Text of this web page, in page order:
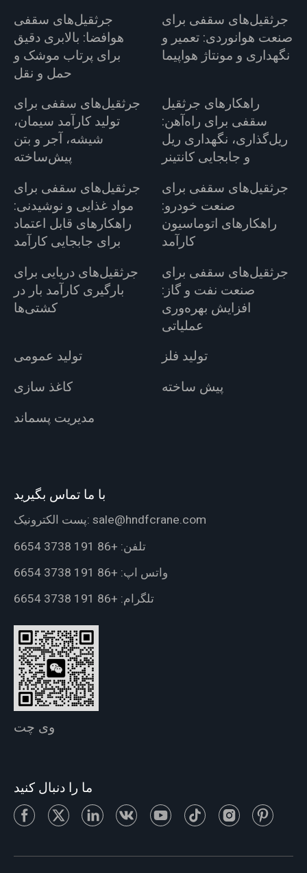
جرثقیل‌های سقفی
هوافضا: بالابری دقیق
برای پرتاب موشک و
حمل و نقل
جرثقیل‌های سقفی برای
صنعت هوانوردی: تعمیر و
نگهداری و مونتاژ هواپیما
جرثقیل‌های سقفی برای
تولید کارآمد سیمان،
شیشه، آجر و بتن
پیش‌ساخته
راهکارهای جرثقیل
سقفی برای راه‌آهن:
ریل‌گذاری، نگهداری ریل
و جابجایی کانتینر
جرثقیل‌های سقفی برای
مواد غذایی و نوشیدنی:
راهکارهای قابل اعتماد
برای جابجایی کارآمد
جرثقیل‌های سقفی برای
صنعت خودرو:
راهکارهای اتوماسیون
کارآمد
جرثقیل‌های دریایی برای
بارگیری کارآمد بار در
کشتی‌ها
جرثقیل‌های سقفی برای
صنعت نفت و گاز:
افزایش بهره‌وری
عملیاتی
تولید عمومی
تولید فلز
کاغذ سازی
پیش ساخته
مدیریت پسماند
با ما تماس بگیرید
پست الکترونیک: sale@hndfcrane.com
تلفن: +86 191 3738 6654
واتس اپ: +86 191 3738 6654
تلگرام: +86 191 3738 6654
وی چت
ما را دنبال کنید